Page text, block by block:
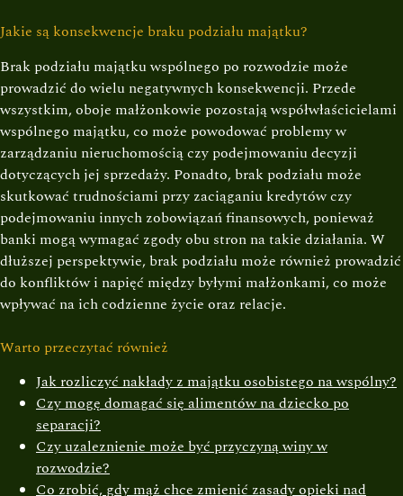
Jakie są konsekwencje braku podziału majątku?
Brak podziału majątku wspólnego po rozwodzie może
prowadzić do wielu negatywnych konsekwencji. Przede
wszystkim, oboje małżonkowie pozostają współwłaścicielami
wspólnego majątku, co może powodować problemy w
zarządzaniu nieruchomością czy podejmowaniu decyzji
dotyczących jej sprzedaży. Ponadto, brak podziału może
skutkować trudnościami przy zaciąganiu kredytów czy
podejmowaniu innych zobowiązań finansowych, ponieważ
banki mogą wymagać zgody obu stron na takie działania. W
dłuższej perspektywie, brak podziału może również prowadzić
do konfliktów i napięć między byłymi małżonkami, co może
wpływać na ich codzienne życie oraz relacje.
Warto przeczytać również
Jak rozliczyć nakłady z majątku osobistego na wspólny?
Czy mogę domagać się alimentów na dziecko po
separacji?
Czy uzaleznienie może być przyczyną winy w
rozwodzie?
Co zrobić, gdy mąż chce zmienić zasady opieki nad